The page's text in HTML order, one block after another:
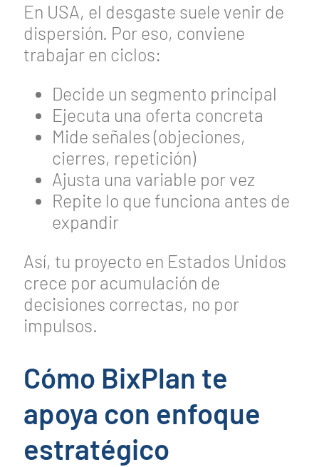
En USA, el desgaste suele venir de
dispersión. Por eso, conviene
trabajar en ciclos:
Decide un segmento principal
Ejecuta una oferta concreta
Mide señales (objeciones,
cierres, repetición)
Ajusta una variable por vez
Repite lo que funciona antes de
expandir
Así, tu proyecto en Estados Unidos
crece por acumulación de
decisiones correctas, no por
impulsos.
Cómo BixPlan te
apoya con enfoque
estratégico